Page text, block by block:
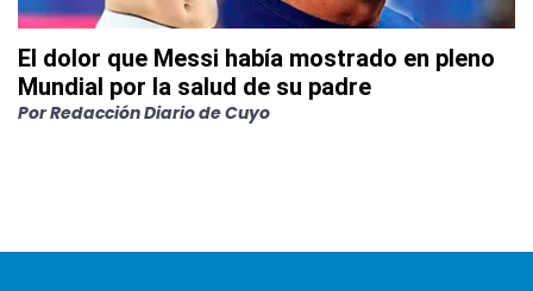
El dolor que Messi había mostrado en pleno
Mundial por la salud de su padre
PorRedacción Diario de Cuyo